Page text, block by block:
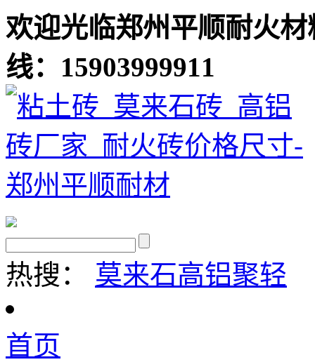
欢迎光临郑州平顺耐火
线：15903999911
热搜： 莫来石高铝聚轻
首页